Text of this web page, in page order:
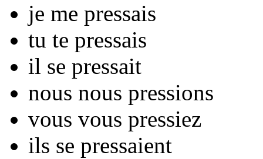
je me pressais
tu te pressais
il se pressait
nous nous pressions
vous vous pressiez
ils se pressaient